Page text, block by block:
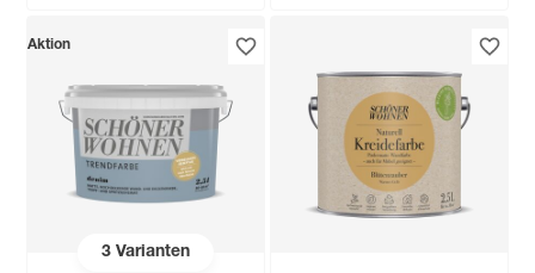
3Varianten
Aktion